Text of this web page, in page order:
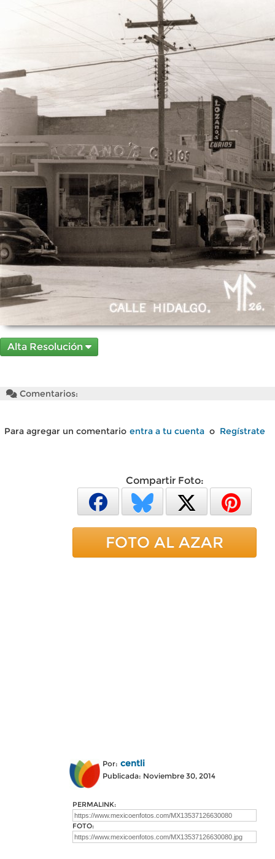
Alta Resolución
Comentarios:
Para agregar un comentario entra a tu cuenta o Regístrate
Compartir Foto:
FOTO AL AZAR
Por: centli
Publicada: Noviembre 30, 2014
PERMALINK:
FOTO: